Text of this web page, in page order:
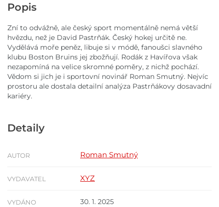
Popis
Zní to odvážně, ale český sport momentálně nemá větší
hvězdu, než je David Pastrňák. Český hokej určitě ne.
Vydělává moře peněz, libuje si v módě, fanoušci slavného
klubu Boston Bruins jej zbožňují. Rodák z Havířova však
nezapomíná na velice skromné poměry, z nichž pochází.
Vědom si jich je i sportovní novinář Roman Smutný. Nejvíc
prostoru ale dostala detailní analýza Pastrňákovy dosavadní
kariéry.
Detaily
AUTOR Roman Smutný
VYDAVATEL XYZ
VYDÁNO 30. 1. 2025